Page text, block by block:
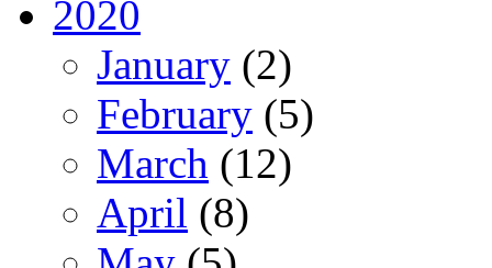
2020
January (2)
February (5)
March (12)
April (8)